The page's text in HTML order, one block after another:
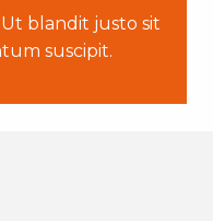
blandit justo sit
suscipit.